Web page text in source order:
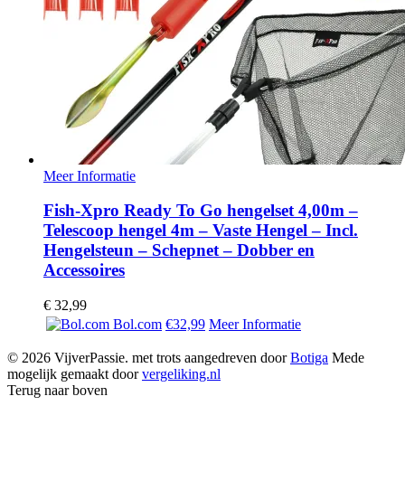
Meer Informatie
Fish-Xpro Ready To Go hengelset 4,00m –
Telescoop hengel 4m – Vaste Hengel – Incl.
Hengelsteun – Schepnet – Dobber en
Accessoires
€ 32,99
Bol.com €32,99 Meer Informatie
© 2026 VijverPassie. met trots aangedreven doorBotiga Mede
mogelijk gemaakt doorvergeliking.nl
Terug naar boven